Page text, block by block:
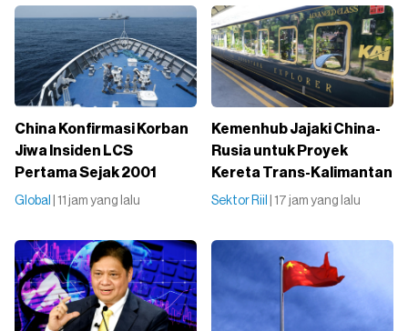
China Konfirmasi Korban
Jiwa Insiden LCS
Pertama Sejak 2001
Global | 11 jam yang lalu
Kemenhub Jajaki China-
Rusia untuk Proyek
Kereta Trans-Kalimantan
Sektor Riil | 17 jam yang lalu